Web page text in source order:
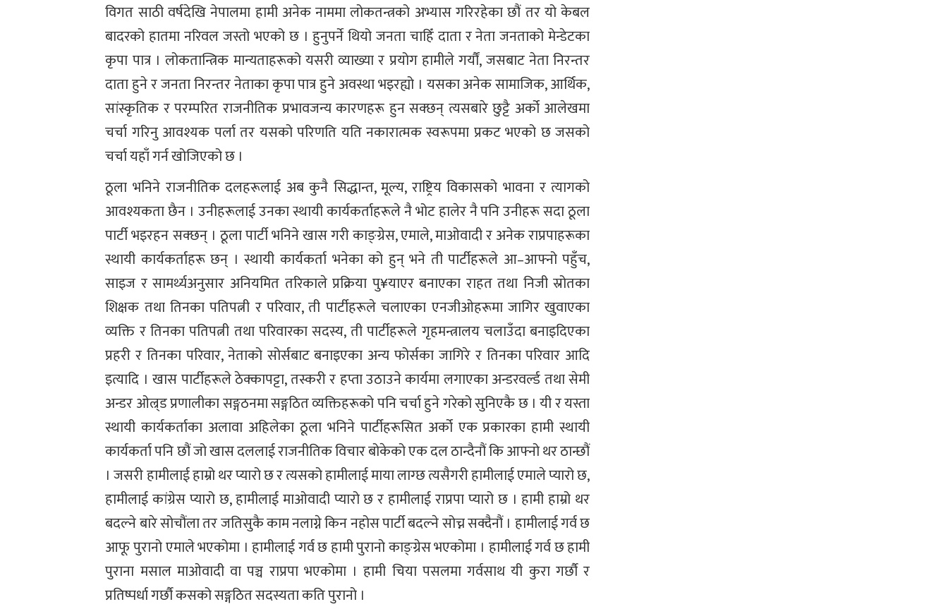
विगत साठी वर्षदेखि नेपालमा हामी अनेक नाममा लोकतन्त्रको अभ्यास गरिरहेका छौं तर यो केबल
बादरको हातमा नरिवल जस्तो भएको छ । हुनुपर्ने थियो जनता चाहिँ दाता र नेता जनताको मेन्डेटका
कृपा पात्र । लोकतान्त्रिक मान्यताहरूको यसरी व्याख्या र प्रयोग हामीले गर्यौं, जसबाट नेता निरन्तर
दाता हुने र जनता निरन्तर नेताका कृपा पात्र हुने अवस्था भइरह्यो । यसका अनेक सामाजिक, आर्थिक,
सांस्कृतिक र परम्परित राजनीतिक प्रभावजन्य कारणहरू हुन सक्छन् त्यसबारे छुट्टै अर्को आलेखमा
चर्चा गरिनु आवश्यक पर्ला तर यसको परिणति यति नकारात्मक स्वरूपमा प्रकट भएको छ जसको
चर्चा यहाँ गर्न खोजिएको छ ।
ठूला भनिने राजनीतिक दलहरूलाई अब कुनै सिद्धान्त, मूल्य, राष्ट्रिय विकासको भावना र त्यागको
आवश्यकता छैन । उनीहरूलाई उनका स्थायी कार्यकर्ताहरूले नै भोट हालेर नै पनि उनीहरू सदा ठूला
पार्टी भइरहन सक्छन् । ठूला पार्टी भनिने खास गरी काङ्ग्रेस, एमाले, माओवादी र अनेक राप्रपाहरूका
स्थायी कार्यकर्ताहरू छन् । स्थायी कार्यकर्ता भनेका को हुन् भने ती पार्टीहरूले आ–आफ्नो पहुँच,
साइज र सामर्थ्यअनुसार अनियमित तरिकाले प्रक्रिया पु¥याएर बनाएका राहत तथा निजी स्रोतका
शिक्षक तथा तिनका पतिपत्नी र परिवार, ती पार्टीहरूले चलाएका एनजीओहरूमा जागिर खुवाएका
व्यक्ति र तिनका पतिपत्नी तथा परिवारका सदस्य, ती पार्टीहरूले गृहमन्त्रालय चलाउँदा बनाइदिएका
प्रहरी र तिनका परिवार, नेताको सोर्सबाट बनाइएका अन्य फोर्सका जागिरे र तिनका परिवार आदि
इत्यादि । खास पार्टीहरूले ठेक्कापट्टा, तस्करी र हप्ता उठाउने कार्यमा लगाएका अन्डरवर्ल्ड तथा सेमी
अन्डर ओल्र्ड प्रणालीका सङ्गठनमा सङ्गठित व्यक्तिहरूको पनि चर्चा हुने गरेको सुनिएकै छ । यी र यस्ता
स्थायी कार्यकर्ताका अलावा अहिलेका ठूला भनिने पार्टीहरूसित अर्को एक प्रकारका हामी स्थायी
कार्यकर्ता पनि छौं जो खास दललाई राजनीतिक विचार बोकेको एक दल ठान्दैनौं कि आफ्नो थर ठान्छौं
। जसरी हामीलाई हाम्रो थर प्यारो छ र त्यसको हामीलाई माया लाग्छ त्यसैगरी हामीलाई एमाले प्यारो छ,
हामीलाई कांग्रेस प्यारो छ, हामीलाई माओवादी प्यारो छ र हामीलाई राप्रपा प्यारो छ । हामी हाम्रो थर
बदल्ने बारे सोचौंला तर जतिसुकै काम नलाग्ने किन नहोस पार्टी बदल्ने सोच्न सक्दैनौं । हामीलाई गर्व छ
आफू पुरानो एमाले भएकोमा । हामीलाई गर्व छ हामी पुरानो काङ्ग्रेस भएकोमा । हामीलाई गर्व छ हामी
पुराना मसाल माओवादी वा पञ्च राप्रपा भएकोमा । हामी चिया पसलमा गर्वसाथ यी कुरा गर्छौ र
प्रतिष्पर्धा गर्छौ कसको सङ्गठित सदस्यता कति पुरानो ।